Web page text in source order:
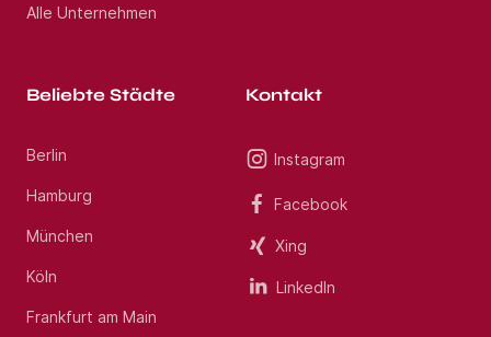
Alle Unternehmen
Beliebte Städte
Berlin
Hamburg
München
Köln
Frankfurt am Main
Kontakt
Instagram
Facebook
Xing
LinkedIn